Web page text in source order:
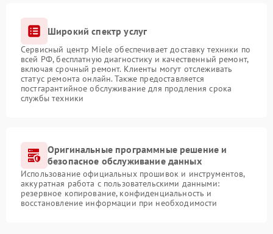
Широкий спектр услуг
Сервисный центр Miele обеспечивает доставку техники по
всей РФ, бесплатную диагностику и качественный ремонт,
включая срочный ремонт. Клиенты могут отслеживать
статус ремонта онлайн. Также предоставляется
постгарантийное обслуживание для продления срока
службы техники
Оригинальные программные решение и
безопасное обслуживание данных
Использование официальных прошивок и инструментов,
аккуратная работа с пользовательскими данными:
резервное копирование, конфиденциальность и
восстановление информации при необходимости